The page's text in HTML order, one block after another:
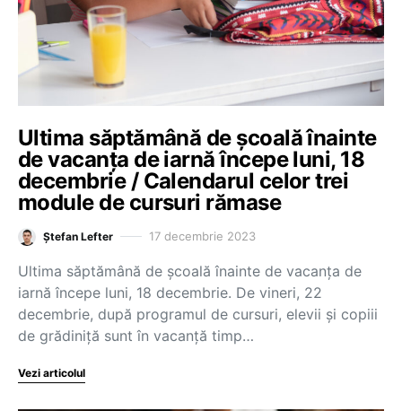
Ultima săptămână de școală înainte
de vacanța de iarnă începe luni, 18
decembrie / Calendarul celor trei
module de cursuri rămase
Ștefan Lefter 17 decembrie 2023
Ultima săptămână de școală înainte de vacanța de
iarnă începe luni, 18 decembrie. De vineri, 22
decembrie, după programul de cursuri, elevii și copiii
de grădiniță sunt în vacanță timp…
Vezi articolul